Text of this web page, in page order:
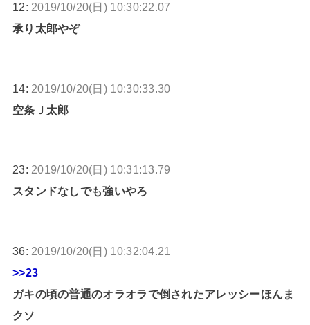
12: 2019/10/20(日) 10:30:22.07
承り太郎やぞ
14: 2019/10/20(日) 10:30:33.30
空条Ｊ太郎
23: 2019/10/20(日) 10:31:13.79
スタンドなしでも強いやろ
36: 2019/10/20(日) 10:32:04.21
>>23
ガキの頃の普通のオラオラで倒されたアレッシーほんま
クソ